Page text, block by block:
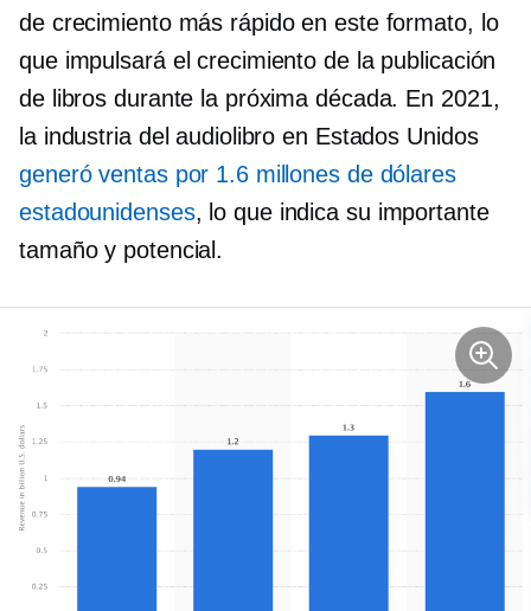
de crecimiento más rápido en este formato, lo
que impulsará el crecimiento de la publicación
de libros durante la próxima década. En 2021,
la industria del audiolibro en Estados Unidos
generó ventas por 1.6 millones de dólares
estadounidenses, lo que indica su importante
tamaño y potencial.